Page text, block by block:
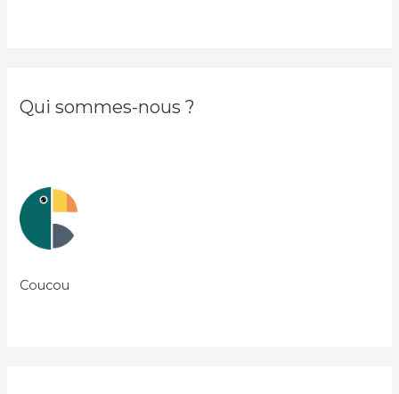
Qui sommes-nous ?
Coucou